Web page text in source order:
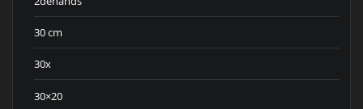
30 cm
30x
30×20